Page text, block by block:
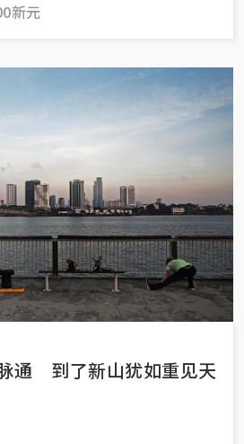
新元
通 到了新山犹如重见天